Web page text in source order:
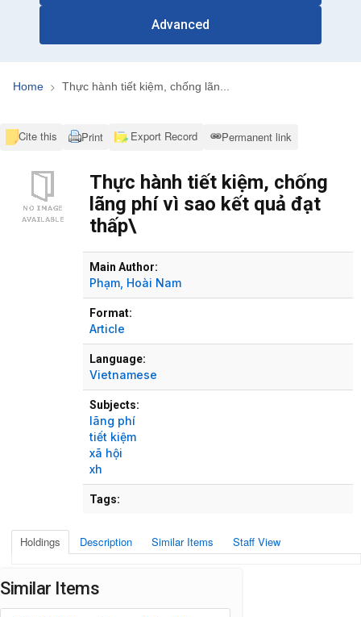
Advanced
Home Thực hành tiết kiệm, chống lãn...
Cite this Print Export Record Permanent link
Thực hành tiết kiệm, chống
lãng phí vì sao kết quả đạt
thấp\
Main Author:
Phạm, Hoài Nam
Format:
Article
Language:
Vietnamese
Subjects:
lãng phí
tiết kiệm
xã hội
xh
Tags:
Holdings Description Similar Items Staff View
Similar Items